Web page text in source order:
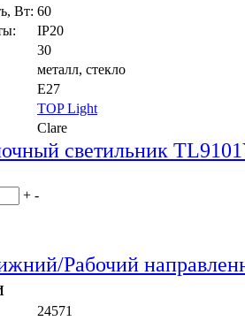
Вт: 60
IP20
30
металл, стекло
E27
TOP Light
Clare
светильник
+ -
Рабочий
24571